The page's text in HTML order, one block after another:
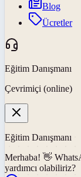
Blog
Ücretler
Eğitim Danışmanı
Çevrimiçi (online)
Eğitim Danışmanı
Merhaba! 👋
yardımcı olabiliriz?